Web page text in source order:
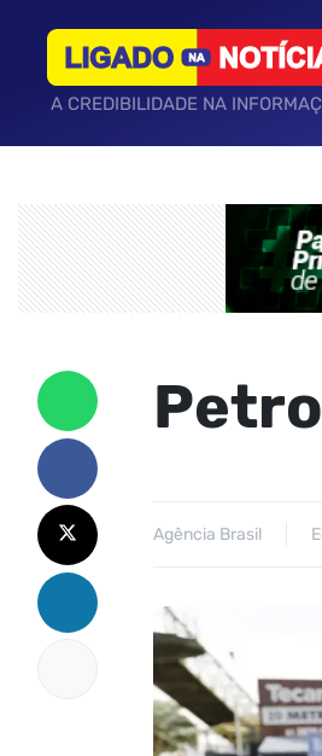
A CREDIBILIDADE NA
Agência Brasil